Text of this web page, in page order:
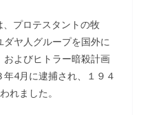
プロテスタントの牧
ヤ人グループを国外に
よびヒトラー暗殺計画
4月に逮捕され、１９４
れました。